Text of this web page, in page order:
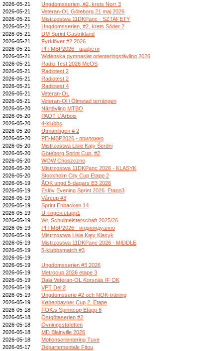
2026-05-21
Ungdomsserien, #2, krets Norr 3
2026-05-21
Veteran-OL Göteborg 21 maj 2026
2026-05-21
Mistrzostwa 11DKPanc - SZTAFETY
2026-05-21
Ungdomsserien, #2, krets Söder 2
2026-05-21
DM Sprint Gästrikland
2026-05-21
Fyrklöver #2 2026
2026-05-21
РП-МВР2026 - щафети
2026-05-21
Widénska gymnasiet orienteringstävling 2026
2026-05-21
Radio Test 2026 MeOS
2026-05-21
Radiotest 2
2026-05-21
Radiotest 2
2026-05-21
Radiotest 4
2026-05-21
Veteran-OL
2026-05-21
Veteran-Ol i Ölmstad terrängen
2026-05-20
Närtävling MTBO
2026-05-20
PAOT L'Arbois
2026-05-20
4-klubbs
2026-05-20
Utmaningen # 2
2026-05-20
РП-МВР2026 - приложно
2026-05-20
Mistrzostwa Lisie Kąty Śerdni
2026-05-20
Göteborg Sprint Cup, #2
2026-05-20
WOW Choszczno
2026-05-20
Mistrzostwa 11DKPanc 2026 - KLASYK
2026-05-20
Stockholm City Cup Etapp 2
2026-05-19
ÅOK ungd 5-dagars E3 2026
2026-05-19
Eslöv Evening Sprint 2026. Etapp3
2026-05-19
Vårcup #3
2026-05-19
Sprint Enbacken 14
2026-05-19
U-ringen etapp1
2026-05-19
Wr. Schulmeisterschaft 2025/26
2026-05-19
РП-МВР2026 - индивидуално
2026-05-19
Mistrzostwa Lisie Kąty Klasyk
2026-05-19
Mistrzostwa 11DKPanc 2026 - MIDDLE
2026-05-19
5-klubbsmatch #3
2026-05-19
2026-05-19
Ungdomsserien #3 2026
2026-05-19
Metrocup 2026 etape 3
2026-05-19
Dala Veteran-OL Korsnäs IF OK
2026-05-19
VPT Del 2
2026-05-19
Ungdomsserie #2 och NOK-träning
2026-05-19
Københavner Cup 2. Etape
2026-05-18
FOK:s Sprintcup Etapp 6
2026-05-18
Östgötaserien #2
2026-05-18
Övningsstafetten
2026-05-18
MD Blainville 2026
2026-05-18
Motionsorientering Tuve
2026-05-17
Départementale Fitou